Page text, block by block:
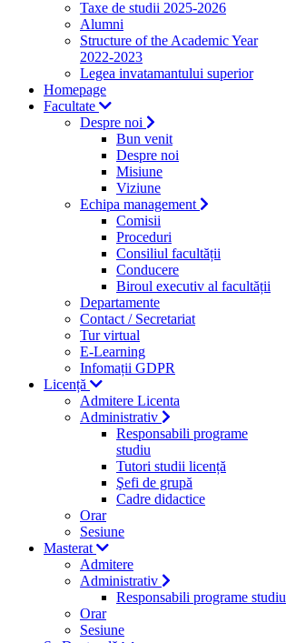
Taxe de studii 2025-2026
Alumni
Structure of the Academic Year
2022-2023
Legea invatamantului superior
Homepage
Facultate
Despre noi
Bun venit
Despre noi
Misiune
Viziune
Echipa management
Comisii
Proceduri
Consiliul facultății
Conducere
Biroul executiv al facultății
Departamente
Contact / Secretariat
Tur virtual
E-Learning
Infomații GDPR
Licență
Admitere Licenta
Administrativ
Responsabili programe
studiu
Tutori studii licență
Şefi de grupă
Cadre didactice
Orar
Sesiune
Masterat
Admitere
Administrativ
Responsabili programe studiu
Orar
Sesiune